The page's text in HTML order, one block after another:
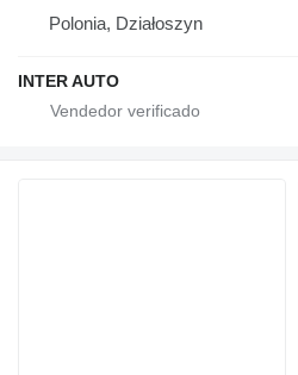
Polonia, Działoszyn
INTER AUTO